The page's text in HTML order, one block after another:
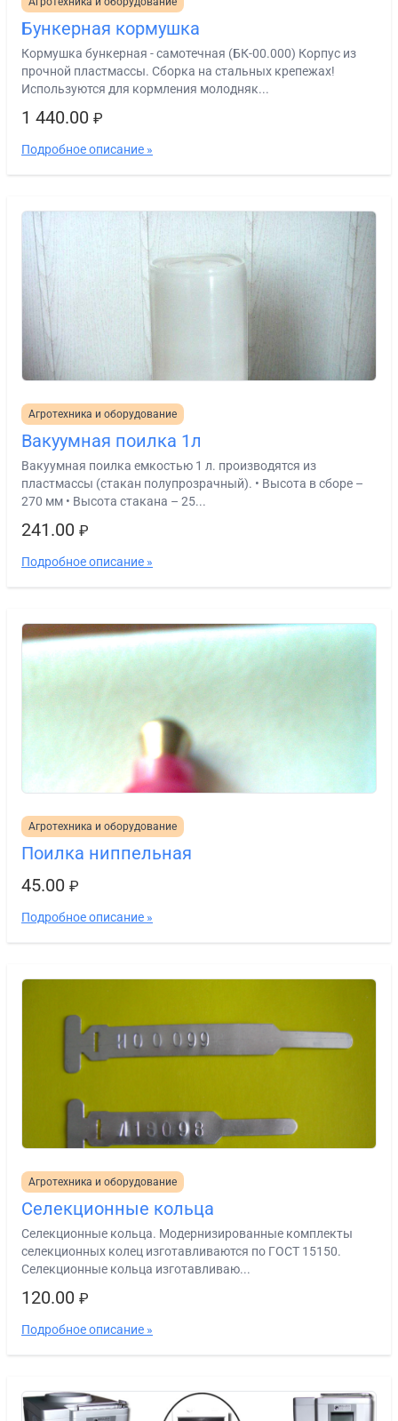
Бункерная кормушка
Кормушка бункерная - самотечная (БК-00.000) Корпус из
прочной пластмассы. Сборка на стальных крепежах!
Используются для кормления молодняк...
1 440.00 ₽
Подробное описание »
Агротехника и оборудование
Вакуумная поилка 1л
Вакуумная поилка емкостью 1 л. производятся из
пластмассы (стакан полупрозрачный). • Высота в сборе –
270 мм • Высота стакана – 25...
241.00 ₽
Подробное описание »
Агротехника и оборудование
Поилка ниппельная
45.00 ₽
Подробное описание »
Агротехника и оборудование
Селекционные кольца
Селекционные кольца. Модернизированные комплекты
селекционных колец изготавливаются по ГОСТ 15150.
Селекционные кольца изготавливаю...
120.00 ₽
Подробное описание »